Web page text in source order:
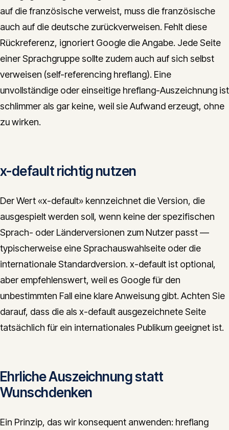
auf die französische verweist, muss die französische
auch auf die deutsche zurückverweisen. Fehlt diese
Rückreferenz, ignoriert Google die Angabe. Jede Seite
einer Sprachgruppe sollte zudem auch auf sich selbst
verweisen (self-referencing hreflang). Eine
unvollständige oder einseitige hreflang-Auszeichnung ist
schlimmer als gar keine, weil sie Aufwand erzeugt, ohne
zu wirken.
x-default richtig nutzen
Der Wert «x-default» kennzeichnet die Version, die
ausgespielt werden soll, wenn keine der spezifischen
Sprach- oder Länderversionen zum Nutzer passt —
typischerweise eine Sprachauswahlseite oder die
internationale Standardversion. x-default ist optional,
aber empfehlenswert, weil es Google für den
unbestimmten Fall eine klare Anweisung gibt. Achten Sie
darauf, dass die als x-default ausgezeichnete Seite
tatsächlich für ein internationales Publikum geeignet ist.
Ehrliche Auszeichnung statt
Wunschdenken
Ein Prinzip, das wir konsequent anwenden: hreflang